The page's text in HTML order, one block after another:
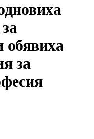
обявиха
за